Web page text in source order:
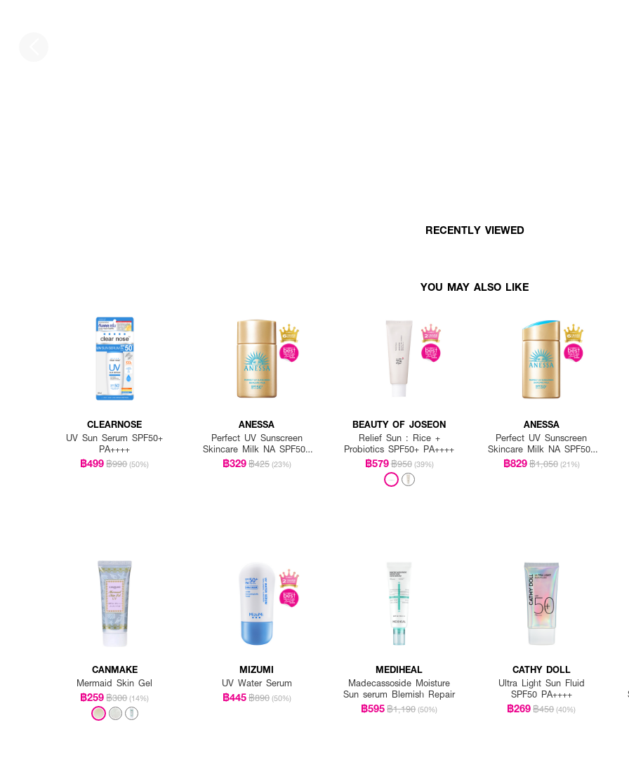
RECENTLY VIEWED
YOU MAY ALSO LIKE
CLEARNOSE
UV Sun Serum SPF50+
PA++++
฿499฿990 (50%)
ANESSA
Perfect UV Sunscreen
Skincare Milk NA SPF50+
PA++++
฿329฿425 (23%)
BEAUTY OF JOSEON
Relief Sun : Rice +
Probiotics SPF50+ PA++++
฿579฿950 (39%)
ANESSA
Perfect UV Sunscreen
Skincare Milk NA SPF50+
PA++++
฿829฿1,050 (21%)
CANMAKE
Mermaid Skin Gel
฿259฿300 (14%)
MIZUMI
UV Water Serum
฿445฿890 (50%)
MEDIHEAL
Madecassoside Moisture
Sun serum Blemish Repair
฿595฿1,190 (50%)
CATHY DOLL
Ultra Light Sun Fluid
SPF50 PA++++
฿269฿450 (40%)